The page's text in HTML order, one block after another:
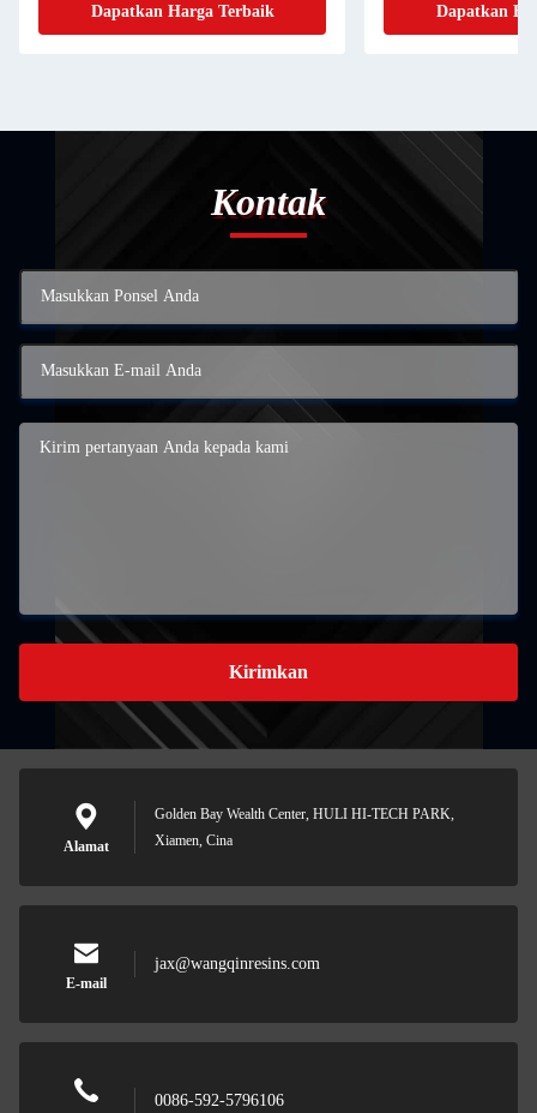
Dapatkan Harga Terbaik Dapatkan
Kontak
Kirimkan
Alamat
Golden Bay Wealth Center, HULI HI-TECH PARK,
Xiamen, Cina
E-mail
jax@wangqinresins.com
0086-592-5796106